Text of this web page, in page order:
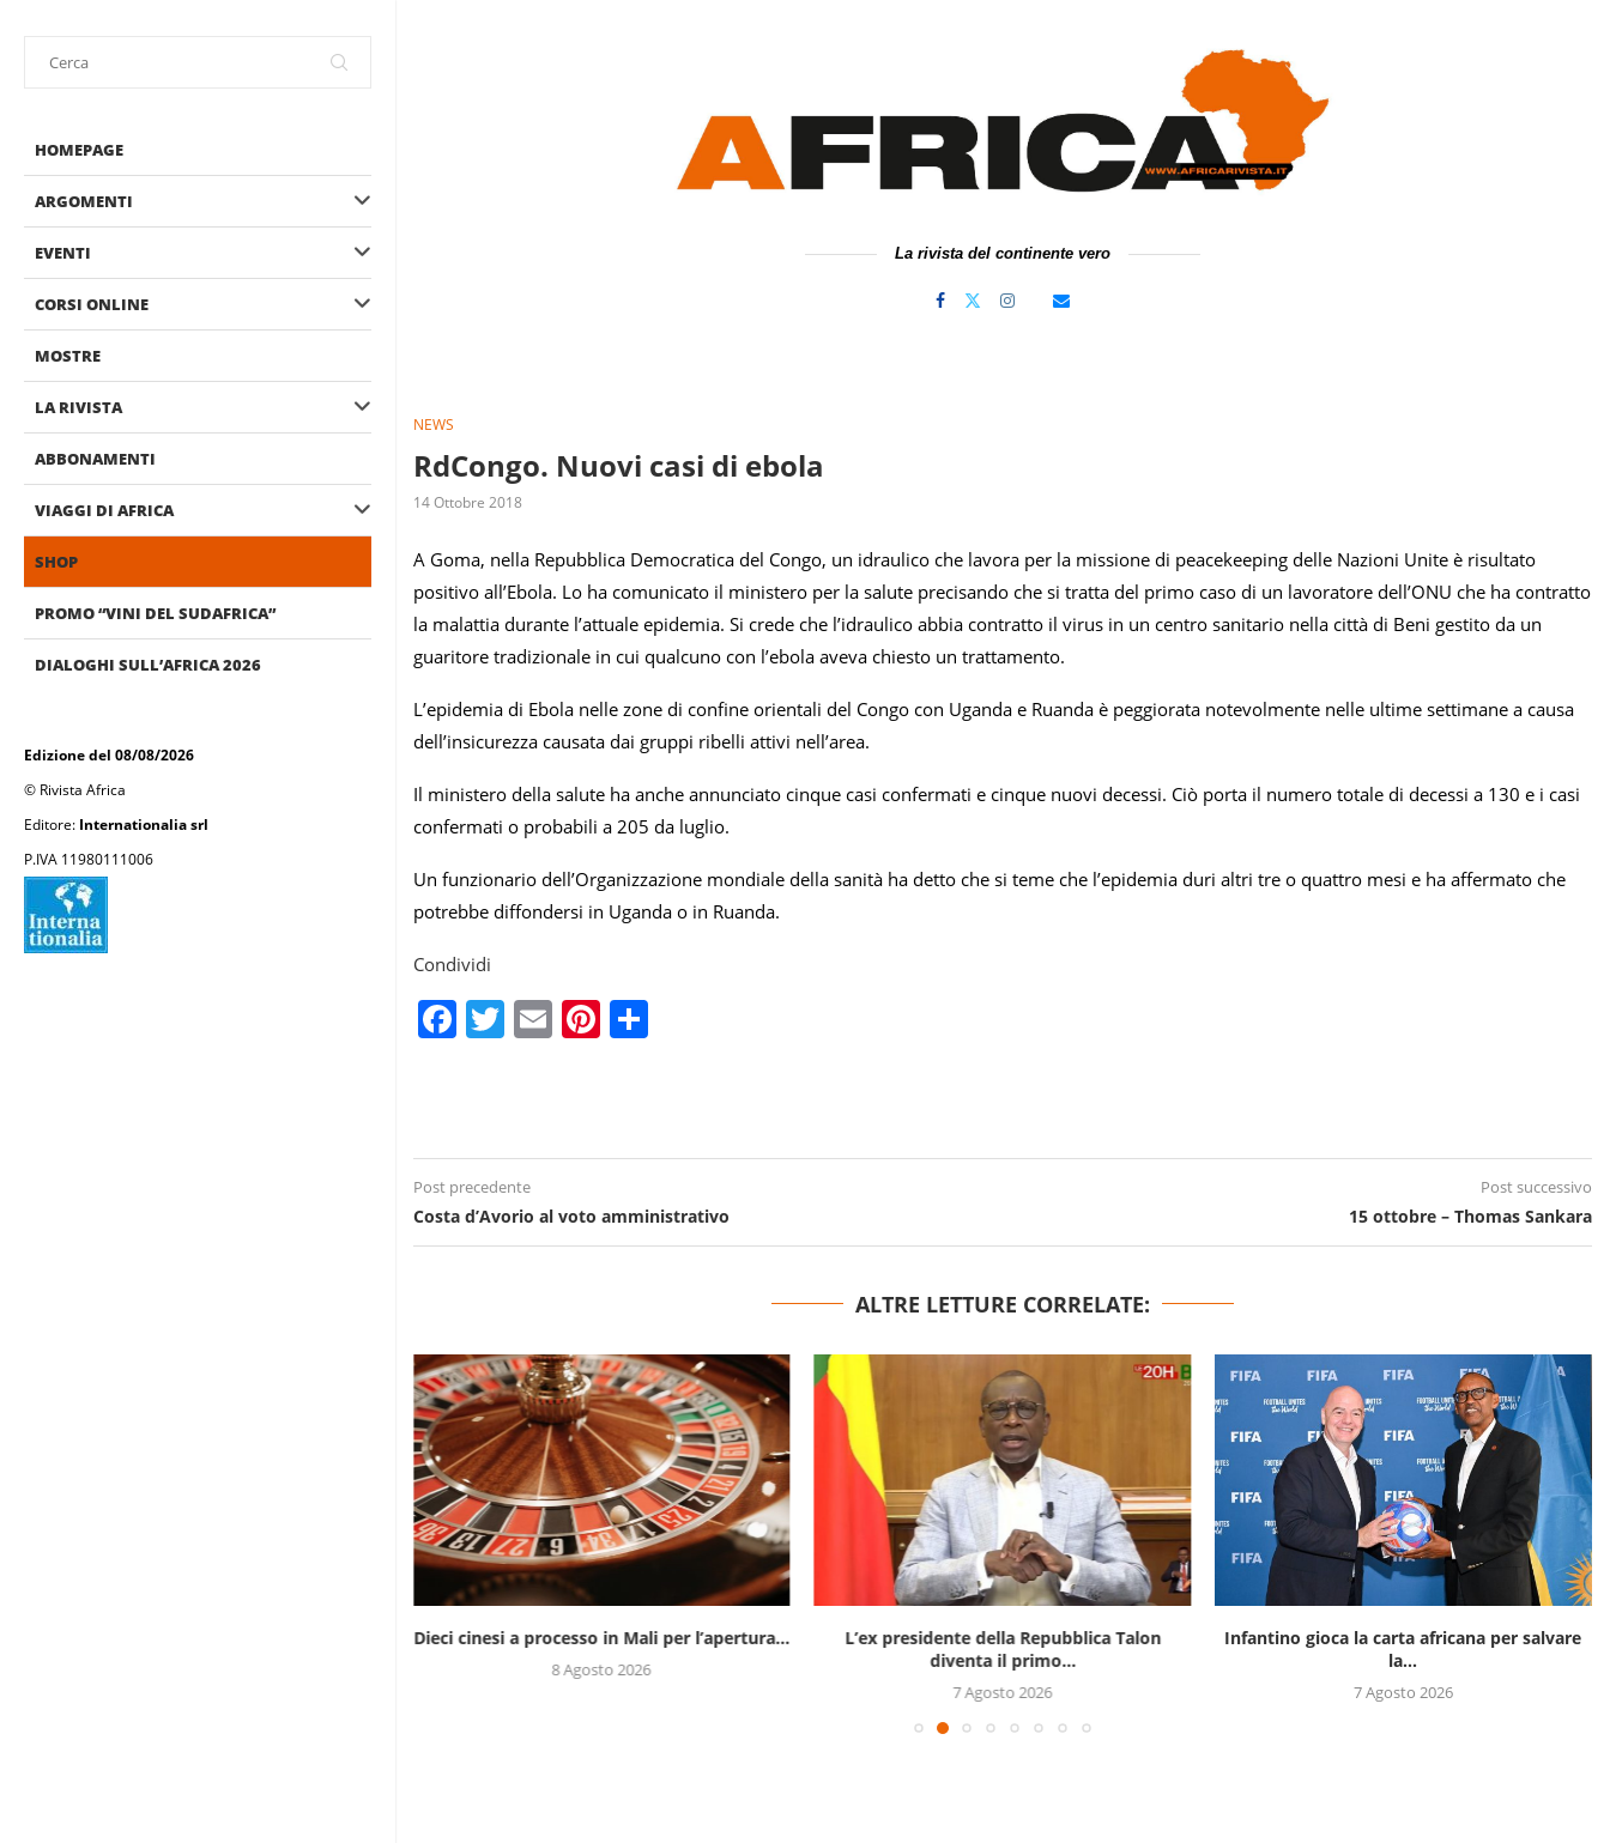
HOMEPAGE
ARGOMENTI
EVENTI
CORSI ONLINE
MOSTRE
LA RIVISTA
ABBONAMENTI
VIAGGI DI AFRICA
SHOP
PROMO “VINI DEL SUDAFRICA”
DIALOGHI SULL’AFRICA 2026
Edizione del 08/08/2026
© Rivista Africa
Editore: Internationalia srl
P.IVA 11980111006
La rivista del continente vero
NEWS
RdCongo. Nuovi casi di ebola
14 Ottobre 2018
A Goma, nella Repubblica Democratica del Congo, un idraulico che lavora per la missione di peacekeeping delle Nazioni Unite è risultato
positivo all’Ebola. Lo ha comunicato il ministero per la salute precisando che si tratta del primo caso di un lavoratore dell’ONU che ha contratto
la malattia durante l’attuale epidemia. Si crede che l’idraulico abbia contratto il virus in un centro sanitario nella città di Beni gestito da un
guaritore tradizionale in cui qualcuno con l’ebola aveva chiesto un trattamento.
L’epidemia di Ebola nelle zone di confine orientali del Congo con Uganda e Ruanda è peggiorata notevolmente nelle ultime settimane a causa
dell’insicurezza causata dai gruppi ribelli attivi nell’area.
Il ministero della salute ha anche annunciato cinque casi confermati e cinque nuovi decessi. Ciò porta il numero totale di decessi a 130 e i casi
confermati o probabili a 205 da luglio.
Un funzionario dell’Organizzazione mondiale della sanità ha detto che si teme che l’epidemia duri altri tre o quattro mesi e ha affermato che
potrebbe diffondersi in Uganda o in Ruanda.
Condividi
Facebook
Twitter
EmailPinterest
Post precedente
Costa d’Avorio al voto amministrativo
Post successivo
15 ottobre – Thomas Sankara
ALTRE LETTURE CORRELATE:
Dieci cinesi a processo in Mali per l’apertura...
8 Agosto 2026
L’ex presidente della Repubblica Talon
diventa il primo...
7 Agosto 2026
Infantino gioca la carta africana per salvare
la...
7 Agosto 2026